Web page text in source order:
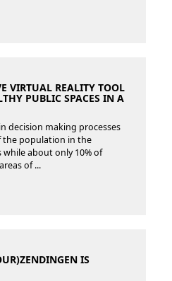
VIRTUAL REALITY TOOL
PUBLIC SPACES IN A
decision making processes
the population in the
while about only 10% of
of ...
IS